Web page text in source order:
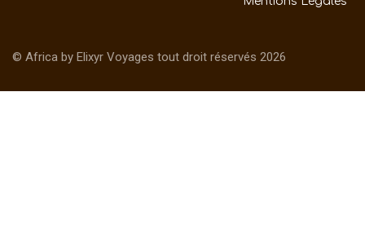
© Africa by Elixyr Voyages tout droit réservés 2026